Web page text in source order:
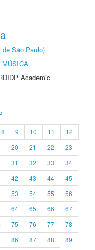
São Paulo)
MÚSICA
Academic
8 9 10 11
12
20 21 22
23
31 32 33
34
42 43 44
45
53 54 55
56
64 65 66
67
75 76 77
78
86 87 88
89